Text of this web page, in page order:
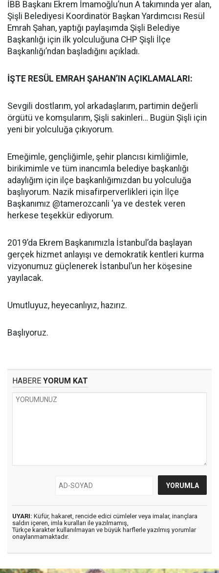
İBB Başkanı Ekrem İmamoğlu’nun A takımında yer alan,
Şişli Belediyesi Koordinatör Başkan Yardımcısı Resül
Emrah Şahan, yaptığı paylaşımda Şişli Belediye
Başkanlığı için ilk yolculuğuna CHP Şişli İlçe
Başkanlığı’ndan başladığını açıkladı.
İŞTE RESÜL EMRAH ŞAHAN’IN AÇIKLAMALARI:
Sevgili dostlarım, yol arkadaşlarım, partimin değerli
örgütü ve komşularım, Şişli sakinleri… Bugün Şişli için
yeni bir yolculuğa çıkıyorum.
Emeğimle, gençliğimle, şehir plancısı kimliğimle,
birikimimle ve tüm inancımla belediye başkanlığı
adaylığım için ilçe başkanlığımızdan bu yolculuğa
başlıyorum. Nazik misafirperverlikleri için İlçe
Başkanımız @tamerozcanli ‘ya ve destek veren
herkese teşekkür ediyorum.
2019’da Ekrem Başkanımızla İstanbul’da başlayan
gerçek hizmet anlayışı ve demokratik kentleri kurma
vizyonumuz güçlenerek İstanbul’un her köşesine
yayılacak.
Umutluyuz, heyecanlıyız, hazırız.
Başlıyoruz.
HABERE YORUM KAT
UYARI: Küfür, hakaret, rencide edici cümleler veya imalar, inançlara
saldırı içeren, imla kuralları ile yazılmamış,
Türkçe karakter kullanılmayan ve büyük harflerle yazılmış yorumlar
onaylanmamaktadır.